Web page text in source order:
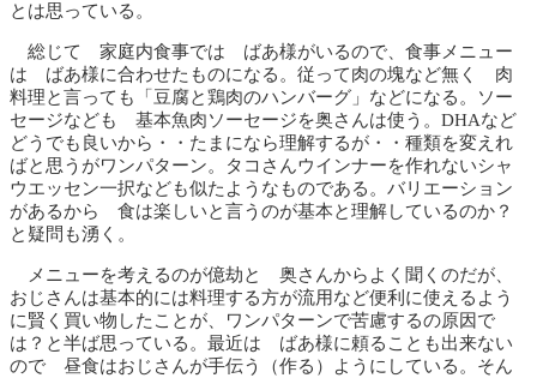
とは思っている。
総じて 家庭内食事では ばあ様がいるので、食事メニュー
は ばあ様に合わせたものになる。従って肉の塊など無く 肉
料理と言っても「豆腐と鶏肉のハンバーグ」などになる。ソー
セージなども 基本魚肉ソーセージを奥さんは使う。DHAなど
どうでも良いから・・たまになら理解するが・・種類を変えれ
ばと思うがワンパターン。タコさんウインナーを作れないシャ
ウエッセン一択なども似たようなものである。バリエーション
があるから 食は楽しいと言うのが基本と理解しているのか？
と疑問も湧く。
メニューを考えるのが億劫と 奥さんからよく聞くのだが、
おじさんは基本的には料理する方が流用など便利に使えるよう
に賢く買い物したことが、ワンパターンで苦慮するの原因で
は？と半ば思っている。最近は ばあ様に頼ることも出来ない
ので 昼食はおじさんが手伝う（作る）ようにしている。そん